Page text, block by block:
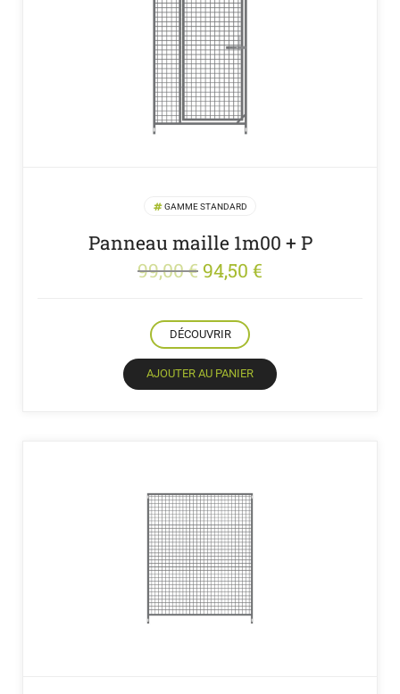
GAMME STANDARD
Panneau maille 1m00 + P
99,00€ Le
initial
était :
99,00 €.
94,50 €
94,50 €.
DÉCOUVRIR
AJOUTER AU PANIER